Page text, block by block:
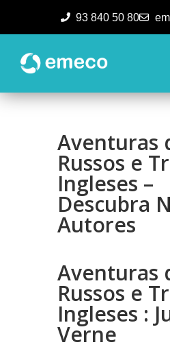
93 840 50 80
Aventuras
Russos e
Ingleses –
Descubra
Autores
Aventuras
Russos e
Ingleses :
Verne